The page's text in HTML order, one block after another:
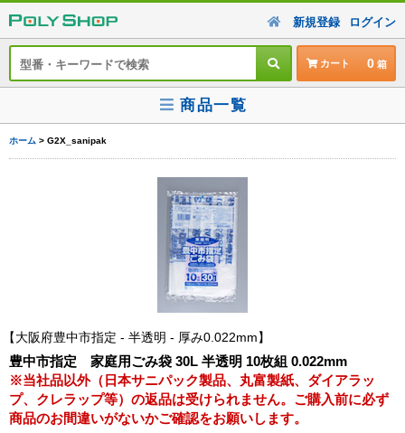
新規登録 ログイン
カート 0
商品一覧
ホーム > G2X_sanipak
大阪府豊中市指定 - 半透明 - 厚み0.022mm
豊中市指定 家庭用ごみ袋 30L 半透明 10枚組 0.022mm
※当社品以外（日本サニパック製品、丸富製紙、ダイアラッ
プ、クレラップ等）の返品は受けられません。ご購入前に必ず
商品のお間違いがないかご確認をお願いします。